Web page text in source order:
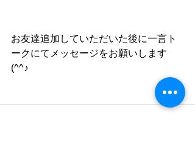
お友達追加していただいた後に一言ト
ークにてメッセージをお願いします
(^^♪